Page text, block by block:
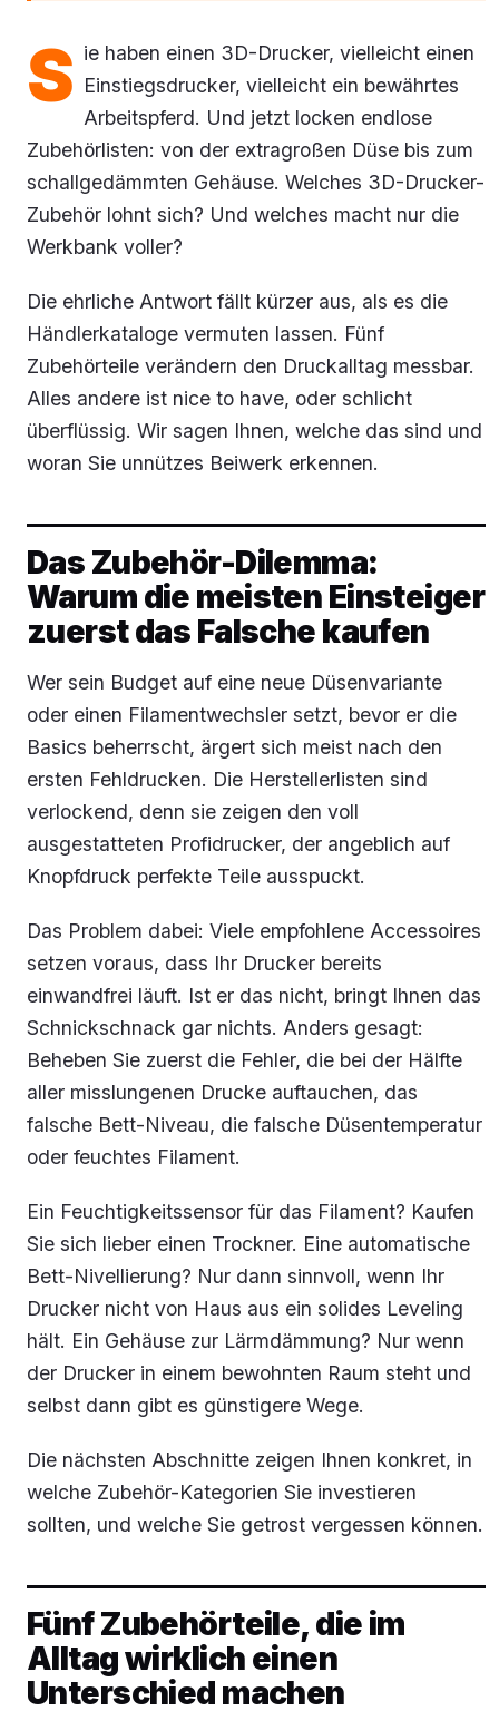
S ie haben einen 3D-Drucker, vielleicht einen
Einstiegsdrucker, vielleicht ein bewährtes
Arbeitspferd. Und jetzt locken endlose
Zubehörlisten: von der extragroßen Düse bis zum
schallgedämmten Gehäuse. Welches 3D-Drucker-
Zubehör lohnt sich? Und welches macht nur die
Werkbank voller?
Die ehrliche Antwort fällt kürzer aus, als es die
Händlerkataloge vermuten lassen. Fünf
Zubehörteile verändern den Druckalltag messbar.
Alles andere ist nice to have, oder schlicht
überflüssig. Wir sagen Ihnen, welche das sind und
woran Sie unnützes Beiwerk erkennen.
Das Zubehör-Dilemma:
Warum die meisten Einsteiger
zuerst das Falsche kaufen
Wer sein Budget auf eine neue Düsenvariante
oder einen Filamentwechsler setzt, bevor er die
Basics beherrscht, ärgert sich meist nach den
ersten Fehldrucken. Die Herstellerlisten sind
verlockend, denn sie zeigen den voll
ausgestatteten Profidrucker, der angeblich auf
Knopfdruck perfekte Teile ausspuckt.
Das Problem dabei: Viele empfohlene Accessoires
setzen voraus, dass Ihr Drucker bereits
einwandfrei läuft. Ist er das nicht, bringt Ihnen das
Schnickschnack gar nichts. Anders gesagt:
Beheben Sie zuerst die Fehler, die bei der Hälfte
aller misslungenen Drucke auftauchen, das
falsche Bett-Niveau, die falsche Düsentemperatur
oder feuchtes Filament.
Ein Feuchtigkeitssensor für das Filament? Kaufen
Sie sich lieber einen Trockner. Eine automatische
Bett-Nivellierung? Nur dann sinnvoll, wenn Ihr
Drucker nicht von Haus aus ein solides Leveling
hält. Ein Gehäuse zur Lärmdämmung? Nur wenn
der Drucker in einem bewohnten Raum steht und
selbst dann gibt es günstigere Wege.
Die nächsten Abschnitte zeigen Ihnen konkret, in
welche Zubehör-Kategorien Sie investieren
sollten, und welche Sie getrost vergessen können.
Fünf Zubehörteile, die im
Alltag wirklich einen
Unterschied machen